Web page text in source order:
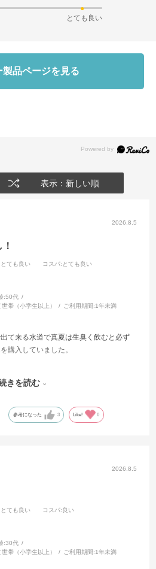
とても良い
製品ページを見る
表示：新しい順
2026.8.5
:とても良い コスパ:とても良い
:50代
世帯（小学生以上） ご利用期間:1年未満
て来る水道で真夏は生臭く飲むと必ず
購入していました。
たく美味しい水が直ぐに飲める！ホン
の場所も要らない。
きを読む
参考になった 3 Like! 0
2026.8.5
:とても良い コスパ:良い
:30代
世帯（小学生以上） ご利用期間:1年未満